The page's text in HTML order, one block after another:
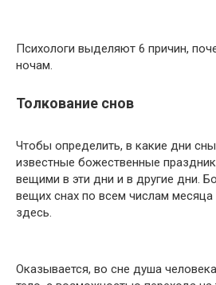
Психологи выделяют 6 причин,
ночам.
Толкование снов
Чтобы определить, в какие дни
известные божественные
вещими в эти дни и в другие дни.
вещих снах по всем числам
здесь.
Оказывается, во сне душа